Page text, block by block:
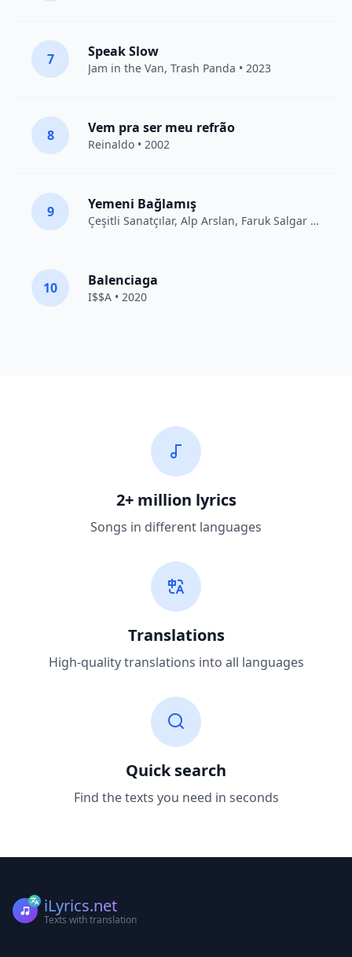
7 Speak Slow
Jam in the Van, Trash Panda • 2023
8 Vem pra ser meu refrão
Reinaldo • 2002
9 Yemeni Bağlamış
Çeşitli Sanatçılar, Alp Arslan, Faruk Salgar • 2012
10 Balenciaga
I$$A • 2020
2+ million lyrics
Songs in different languages
Translations
High-quality translations into all languages
Quick search
Find the texts you need in seconds
iLyrics.net
Texts with translation